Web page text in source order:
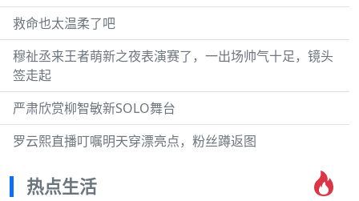
救命也太温柔了吧
穆祉丞来王者萌新之夜表演赛了，一出场帅气十足，镜头
签走起
严肃欣赏柳智敏新SOLO舞台
罗云熙直播叮嘱明天穿漂亮点，粉丝蹲返图
热点生活